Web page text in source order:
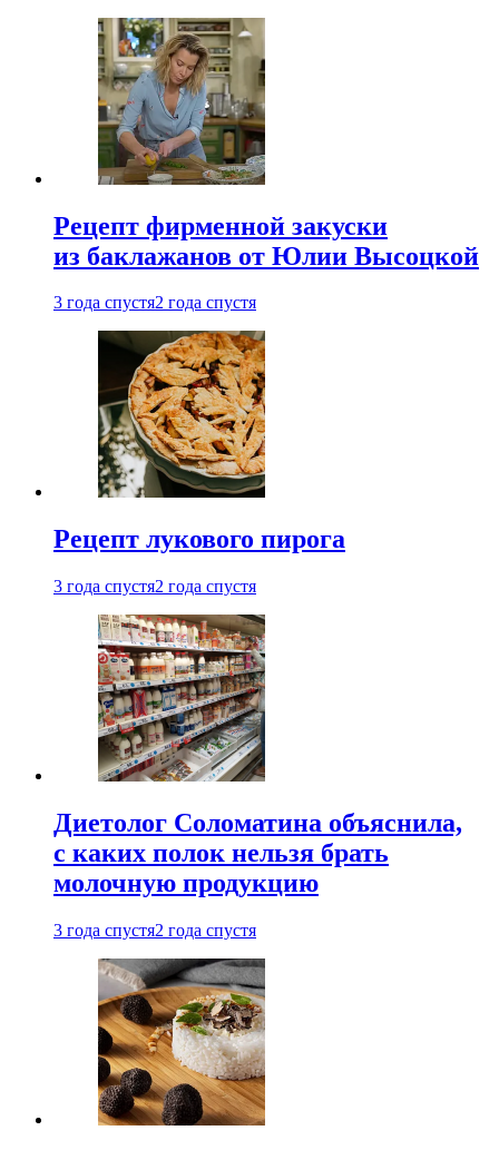
Рецепт фирменной закуски
из баклажанов от Юлии Высоцкой
3 года спустя2 года спустя
Рецепт лукового пирога
3 года спустя2 года спустя
Диетолог Соломатина объяснила,
с каких полок нельзя брать
молочную продукцию
3 года спустя2 года спустя